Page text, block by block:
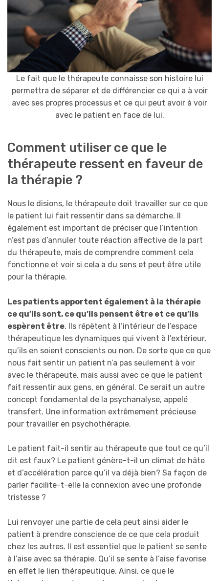
Le fait que le thérapeute connaisse son histoire lui
permettra de séparer et de différencier ce qui a à voir
avec ses propres processus et ce qui peut avoir à voir
avec le patient en face de lui.
Comment utiliser ce que le
thérapeute ressent en faveur de
la thérapie ?
Nous le disions, le thérapeute doit travailler sur ce que
le patient lui fait ressentir dans sa démarche. Il
également est important de préciser que l’intention
n’est pas d’annuler toute réaction affective de la part
du thérapeute, mais de comprendre comment cela
fonctionne et voir si cela a du sens et peut être utile
pour la thérapie.
Les patients apportent également à la thérapie
ce qu’ils sont, ce qu’ils pensent être et ce qu’ils
espèrent être. Ils répètent à l’intérieur de l’espace
thérapeutique les dynamiques qui vivent à l’extérieur,
qu’ils en soient conscients ou non. De sorte que ce que
nous fait sentir un patient n’a pas seulement à voir
avec le thérapeute, mais aussi avec ce que le patient
fait ressentir aux gens, en général. Ce serait un autre
concept fondamental de la psychanalyse, appelé
transfert. Une information extrêmement précieuse
pour travailler en psychothérapie.
Le patient fait-il sentir au thérapeute que tout ce qu’il
dit est faux? Le patient génère-t-il un climat de hâte
et d’accélération parce qu’il va déjà bien? Sa façon de
parler facilite-t-elle la connexion avec une profonde
tristesse ?
Lui renvoyer une partie de cela peut ainsi aider le
patient à prendre conscience de ce que cela produit
chez les autres. Il est essentiel que le patient se sente
à l’aise avec sa thérapie. Qu’il se sente à l’aise favorise
en effet le lien thérapeutique. Ainsi, ce que le